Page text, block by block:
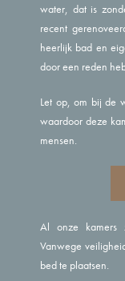
water, dat is
recent
heerlijk bad en
door een reden
Let op, om bij de
waardoor deze
mensen.
Al onze kamers
Vanwege
bed te plaatsen.